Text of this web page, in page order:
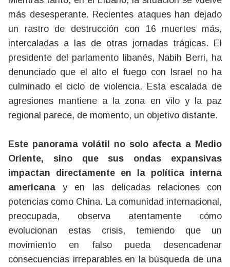
más desesperante. Recientes ataques han dejado
un rastro de destrucción con 16 muertes más,
intercaladas a las de otras jornadas trágicas. El
presidente del parlamento libanés, Nabih Berri, ha
denunciado que el alto el fuego con Israel no ha
culminado el ciclo de violencia. Esta escalada de
agresiones mantiene a la zona en vilo y la paz
regional parece, de momento, un objetivo distante.
Este panorama volátil no solo afecta a Medio
Oriente, sino que sus ondas expansivas
impactan directamente en la política interna
americana y en las delicadas relaciones con
potencias como China. La comunidad internacional,
preocupada, observa atentamente cómo
evolucionan estas crisis, temiendo que un
movimiento en falso pueda desencadenar
consecuencias irreparables en la búsqueda de una